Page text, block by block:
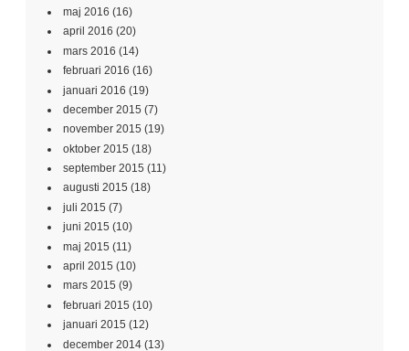
maj 2016 (16)
april 2016 (20)
mars 2016 (14)
februari 2016 (16)
januari 2016 (19)
december 2015 (7)
november 2015 (19)
oktober 2015 (18)
september 2015 (11)
augusti 2015 (18)
juli 2015 (7)
juni 2015 (10)
maj 2015 (11)
april 2015 (10)
mars 2015 (9)
februari 2015 (10)
januari 2015 (12)
december 2014 (13)